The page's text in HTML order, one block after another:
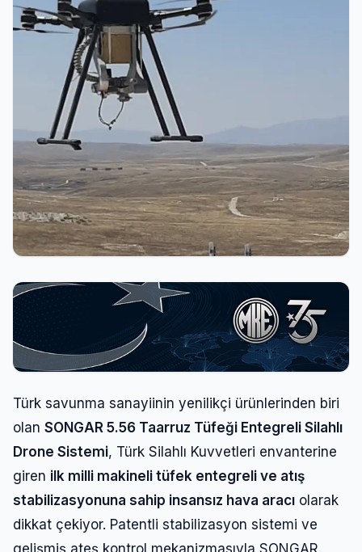
Türk savunma sanayiinin yenilikçi ürünlerinden biri
olan SONGAR 5.56 Taarruz Tüfeği Entegreli Silahlı
Drone Sistemi, Türk Silahlı Kuvvetleri envanterine
giren ilk milli makineli tüfek entegreli ve atış
stabilizasyonuna sahip insansız hava aracı olarak
dikkat çekiyor. Patentli stabilizasyon sistemi ve
gelişmiş ateş kontrol mekanizmasıyla SONGAR,